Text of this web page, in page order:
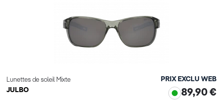
Lunettes de soleil Mixte
JULBO
PRIX EXCLU WEB
89,90 €